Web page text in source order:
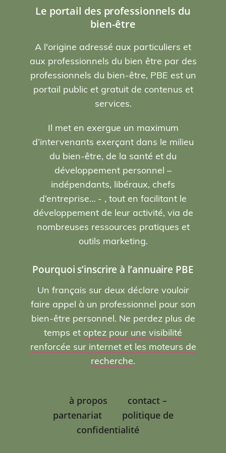
Le portail des professionnels du
bien-être
A l'origine adressé aux particuliers et
aux professionnels du bien être par des
professionnels du bien-être, PBE est un
portail public et gratuit de contenus et
services.
Il met en exergue un maximum
d’intervenants exerçant dans le milieu
du bien-être, de la santé et du
développement personnel –
indépendants, libéraux, chefs
d’entreprise… - , tout en facilitant le
développement de leur activité, via de
nombreuses ressources pratiques et
outils marketing.
Pourquoi s’inscrire à l’annuaire PBE
Un français sur deux déclare vouloir
faire appel à un professionnel pour son
bien-être personnel. Ne perdez plus de
temps et optez pour une visibilité
renforcée sur internet et les moteurs de
recherche.
à propos
contact –
partenariat
politique de
confidentialité